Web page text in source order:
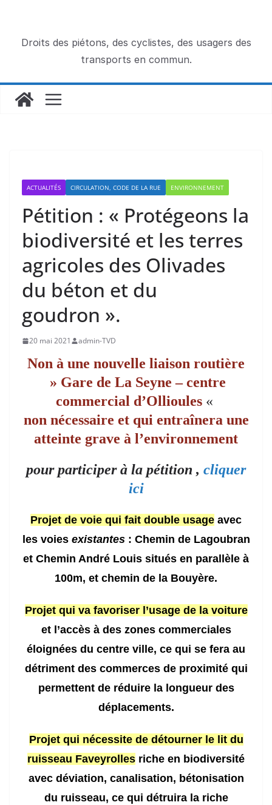
contenuDroits des piétons, des cyclistes, des usagers des
transports en commun.
ACTUALITÉS CIRCULATION, CODE DE LA RUE ENVIRONNEMENT
Pétition : « Protégeons la
biodiversité et les terres
agricoles des Olivades
du béton et du
goudron ».
20 mai 2021 admin-TVD
Non à une nouvelle liaison routière
» Gare de La Seyne – centre
commercial d’Ollioules«
non nécessaire et qui entraînera une
atteinte grave à l’environnement
pour participer à la pétition , cliquer
ici
Projet de voie qui fait double usage avec
les voies existantes: Chemin de Lagoubran
et Chemin André Louis situés en parallèle à
100m, et chemin de la Bouyère.
Projet qui va favoriser l’usage de la voiture
et l’accès à des zones commerciales
éloignées du centre ville, ce qui se fera au
détriment des commerces de proximité qui
permettent de réduire la longueur des
déplacements.
Projet qui nécessite de détourner le lit du
ruisseau Faveyrolles riche en biodiversité
avec déviation, canalisation, bétonisation
du ruisseau, ce qui détruira la riche